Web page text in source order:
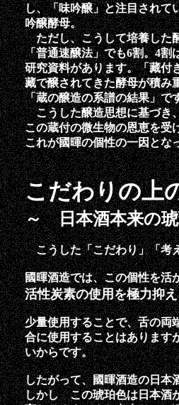
し、「味吟醸」と注目されて
吟醸酵母。
ただし、こうして培養した
「普通速醸法」でも6割。4割
研究資料があります。「藏付
藏で醸されてきた酵母が積み
「蔵の醸造の系譜の結果」で
こうした醸造思想に基づき
この蔵付の微生物の恩恵を受
これが國暉の個性の一因とな
こだわりの上
～ 日本酒本来の
こうした「こだわり」「考
國暉酒造では、この個性を活
活性炭素の使用を極力抑
少量使用することで、舌の両
合に使用することはあります
いからです。
したがって、國暉酒造の日本
しかし この琥珀色は日本酒